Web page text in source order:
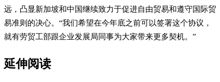
远，凸显新加坡和中国继续致力于促进自由贸易和遵守国际贸
易准则的决心。“我们希望在今年底之前可以签署这个协议，
就有劳贸工部跟企业发展局同事为大家带来更多契机。”
延伸阅读